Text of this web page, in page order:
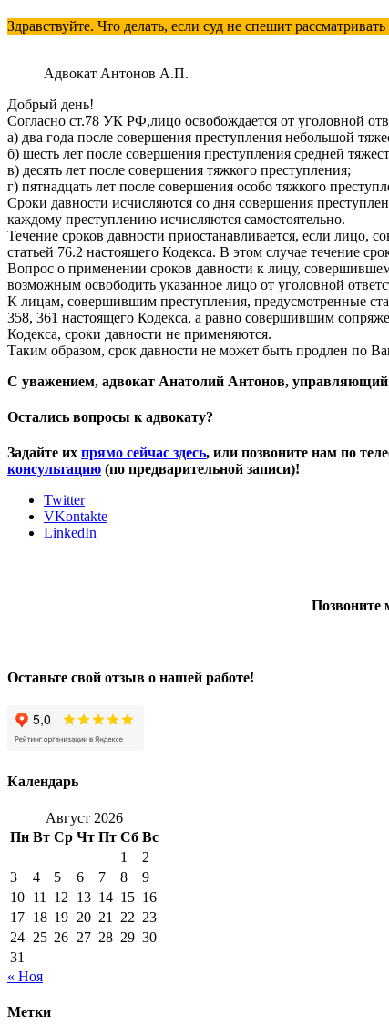
Здравствуйте. Что делать, если суд не спешит
Адвокат Антонов А.П.
Добрый день!
Согласно ст.78 УК РФ,лицо освобождается от уголовной
а) два года после совершения преступления небольшой
б) шесть лет после совершения преступления средней
в) десять лет после совершения тяжкого преступления;
г) пятнадцать лет после совершения особо тяжкого
Сроки давности исчисляются со дня совершения
каждому преступлению исчисляются самостоятельно.
Течение сроков давности приостанавливается, если лицо,
статьей 76.2 настоящего Кодекса. В этом случае течение
Вопрос о применении сроков давности к лицу,
возможным освободить указанное лицо от уголовной
К лицам, совершившим преступления, предусмотренные
358, 361 настоящего Кодекса, а равно совершившим
Кодекса, сроки давности не применяются.
Таким образом, срок давности не может быть продлен по
С уважением, адвокат Анатолий Антонов,
Остались вопросы к адвокату?
Задайте их прямо сейчас здесь, или позвоните нам по
консультацию (по предварительной записи)!
Twitter
VKontakte
LinkedIn
Позвоните
Оставьте свой отзыв о нашей работе!
Календарь
Август 2026
Пн Вт Ср Чт Пт Сб Вс
1
2
3
4 5 6 7 8
9
10 11 12 13 14 15 16
17 18 19 20 21 22 23
24 25 26 27 28 29 30
31
« Ноя
Метки